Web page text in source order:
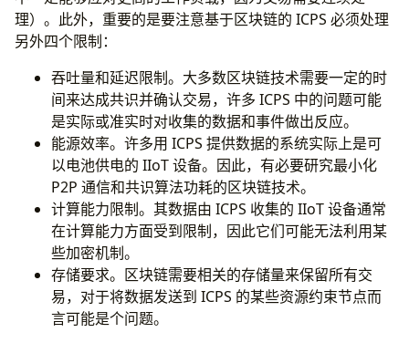
理）。此外，重要的是要注意基于区块链的 ICPS 必须处理
另外四个限制：
吞吐量和延迟限制。大多数区块链技术需要一定的时
间来达成共识并确认交易，许多 ICPS 中的问题可能
是实际或准实时对收集的数据和事件做出反应。
能源效率。许多用 ICPS 提供数据的系统实际上是可
以电池供电的 IIoT 设备。因此，有必要研究最小化
P2P 通信和共识算法功耗的区块链技术。
计算能力限制。其数据由 ICPS 收集的 IIoT 设备通常
在计算能力方面受到限制，因此它们可能无法利用某
些加密机制。
存储要求。区块链需要相关的存储量来保留所有交
易，对于将数据发送到 ICPS 的某些资源约束节点而
言可能是个问题。